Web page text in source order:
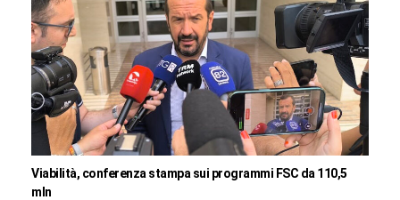
Viabilità, conferenza stampa sui programmi FSC da 110,5
mln